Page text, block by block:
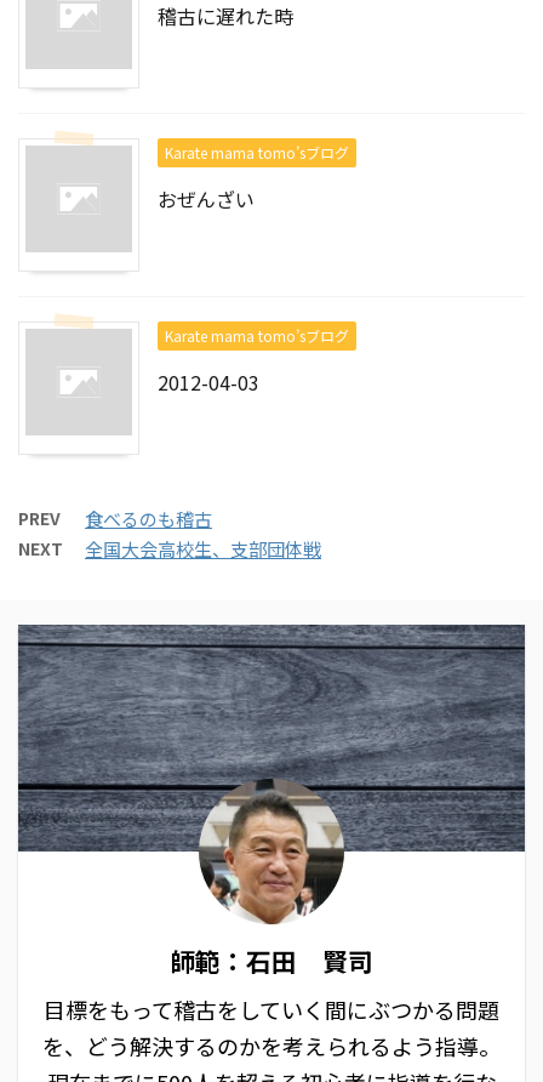
稽古に遅れた時
Karate mama tomo’sブログ
おぜんざい
Karate mama tomo’sブログ
2012-04-03
PREV 食べるのも稽古
NEXT 全国大会高校生、支部団体戦
師範：石田 賢司
目標をもって稽古をしていく間にぶつかる問題
を、どう解決するのかを考えられるよう指導。